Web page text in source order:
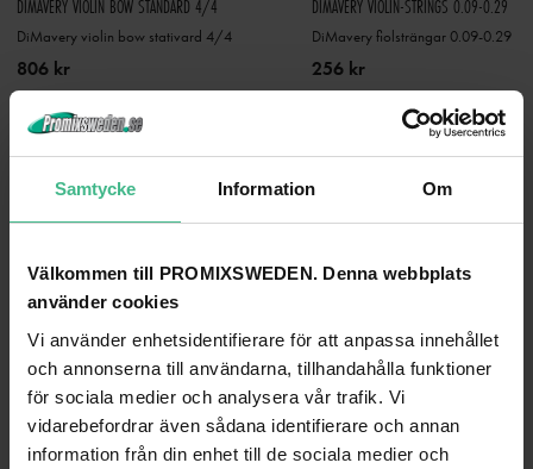
Samtycke Information Om
Välkommen till PROMIXSWEDEN. Denna webbplats
använder cookies
Vi använder enhetsidentifierare för att anpassa innehållet
och annonserna till användarna, tillhandahålla funktioner
för sociala medier och analysera vår trafik. Vi
vidarebefordrar även sådana identifierare och annan
information från din enhet till de sociala medier och
DIMAVERY VIOLIN BOW STANDARD 4/4
DiMavery violin bow stativard 4/4
806 kr
GÅ TILL PRODUKT
DIMAVERY VIOLIN-STRINGS 0.09-0.29
DiMavery fiolsträngar 0.09-0.29
256 kr
GÅ TILL PRODUKT
ANDRA KUNDER KÖPTE OCKSÅ